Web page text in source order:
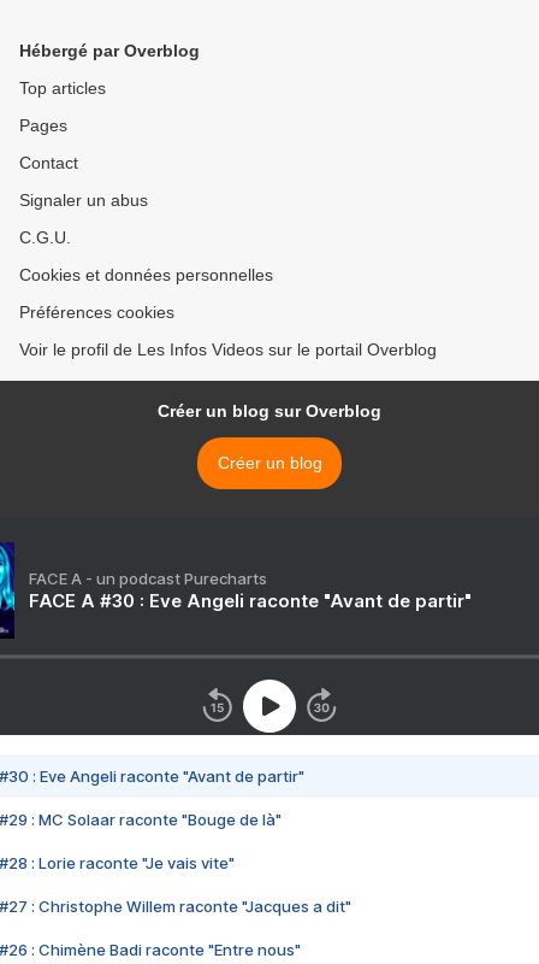
depuis jeudi"
Hébergé par Overblog
Top articles
Pages
Contact
Signaler un abus
C.G.U.
Cookies et données personnelles
Préférences cookies
Voir le profil de Les Infos Videos sur le portail Overblog
Créer un blog sur Overblog
Créer un blog
FACE A - un podcast Purecharts
FACE A #30 : Eve Angeli raconte "Avant de partir"
#30 : Eve Angeli raconte "Avant de partir"
#29 : MC Solaar raconte "Bouge de là"
#28 : Lorie raconte "Je vais vite"
#27 : Christophe Willem raconte "Jacques a dit"
#26 : Chimène Badi raconte "Entre nous"